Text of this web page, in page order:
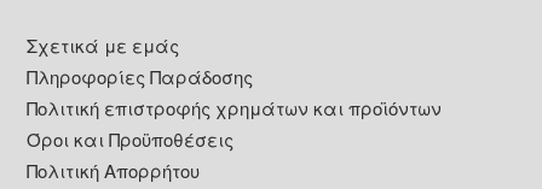
Footer
Σχετικά με εμάς
Πληροφορίες Παράδοσης
Πολιτική επιστροφής χρημάτων και προϊόντων
Όροι και Προϋποθέσεις
Πολιτική Απορρήτου